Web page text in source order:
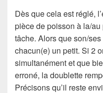
Dès que cela est réglé,
pièce de poisson à la/
tâche. Alors que son/
chacun(e) un petit. Si 2
simultanément et que
erroné, la doublette
Précisons qu’il reste